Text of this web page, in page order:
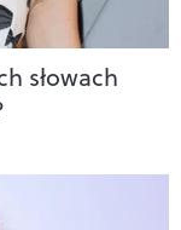
słowach